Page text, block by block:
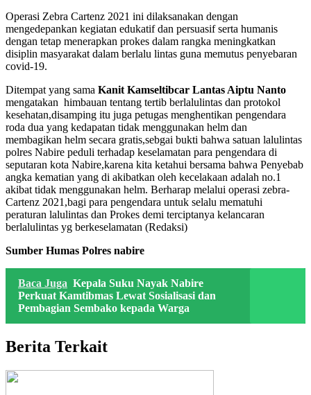
Operasi Zebra Cartenz 2021 ini dilaksanakan dengan
mengedepankan kegiatan edukatif dan persuasif serta humanis
dengan tetap menerapkan prokes dalam rangka meningkatkan
disiplin masyarakat dalam berlalu lintas guna memutus penyebaran
covid-19.
Ditempat yang sama Kanit Kamseltibcar Lantas Aiptu Nanto
mengatakan himbauan tentang tertib berlalulintas dan protokol
kesehatan,disamping itu juga petugas menghentikan pengendara
roda dua yang kedapatan tidak menggunakan helm dan
membagikan helm secara gratis,sebgai bukti bahwa satuan lalulintas
polres Nabire peduli terhadap keselamatan para pengendara di
seputaran kota Nabire,karena kita ketahui bersama bahwa Penyebab
angka kematian yang di akibatkan oleh kecelakaan adalah no.1
akibat tidak menggunakan helm. Berharap melalui operasi zebra-
Cartenz 2021,bagi para pengendara untuk selalu mematuhi
peraturan lalulintas dan Prokes demi terciptanya kelancaran
berlalulintas yg berkeselamatan (Redaksi)
Sumber Humas Polres nabire
Baca Juga Kepala Suku Nayak Nabire
Perkuat Kamtibmas Lewat Sosialisasi dan
Pembagian Sembako kepada Warga
Berita Terkait